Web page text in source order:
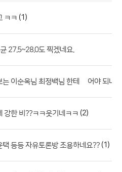
ㅋㅋ (1)
27.5~28.0도 찍겠네요.
는 이순옥님 최정백님 한테 밎어야 되나
강한 비??ㅋㅋ웃기네ㅋㅋ (2)
택 등등 자유토론방 조용하네요?? (1)